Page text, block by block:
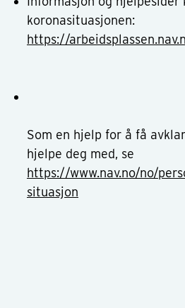
koronasituasjonen:
https://
Som en hjelp for å få
hjelpe deg med, se
https://www.nav.no/no/
situasjon